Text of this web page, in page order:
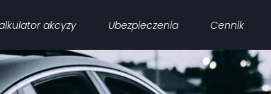
akcyzy Ubezpieczenia Cennik